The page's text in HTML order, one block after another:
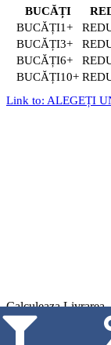
BUCĂȚI
1+
3+
6+
10+
Link to: ALEGEȚI
Calculeaza Livrarea